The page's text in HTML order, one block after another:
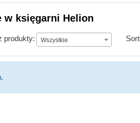
w księgarni Helion
produkty: Wszystkie